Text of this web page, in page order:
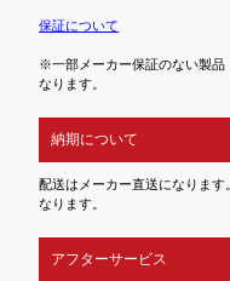
保証について
※一部メーカー保証のない製品
なります。
納期について
配送はメーカー直送になりま
なります。
アフターサービス